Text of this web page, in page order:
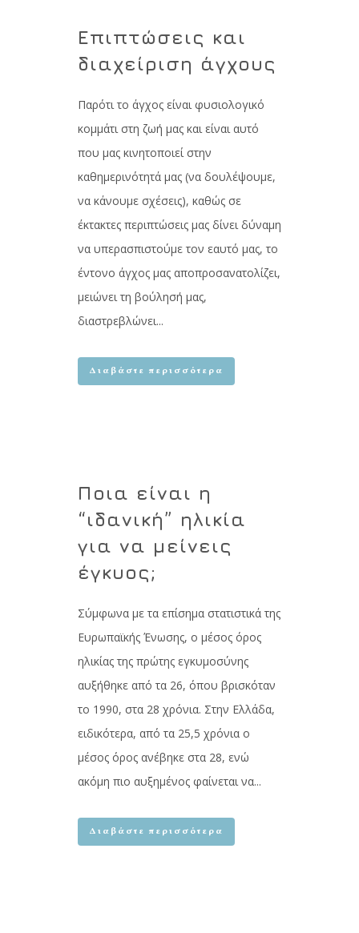
Επιπτώσεις και
διαχείριση άγχους
Παρότι το άγχος είναι φυσιολογικό
κομμάτι στη ζωή μας και είναι αυτό
που μας κινητοποιεί στην
καθημερινότητά μας (να δουλέψουμε,
να κάνουμε σχέσεις), καθώς σε
έκτακτες περιπτώσεις μας δίνει δύναμη
να υπερασπιστούμε τον εαυτό μας, το
έντονο άγχος μας αποπροσανατολίζει,
μειώνει τη βούλησή μας,
διαστρεβλώνει...
Διαβάστε περισσότερα
Ποια είναι η
“ιδανική” ηλικία
για να μείνεις
έγκυος;
Σύμφωνα με τα επίσημα στατιστικά της
Ευρωπαϊκής Ένωσης, ο μέσος όρος
ηλικίας της πρώτης εγκυμοσύνης
αυξήθηκε από τα 26, όπου βρισκόταν
το 1990, στα 28 χρόνια. Στην Ελλάδα,
ειδικότερα, από τα 25,5 χρόνια ο
μέσος όρος ανέβηκε στα 28, ενώ
ακόμη πιο αυξημένος φαίνεται να...
Διαβάστε περισσότερα